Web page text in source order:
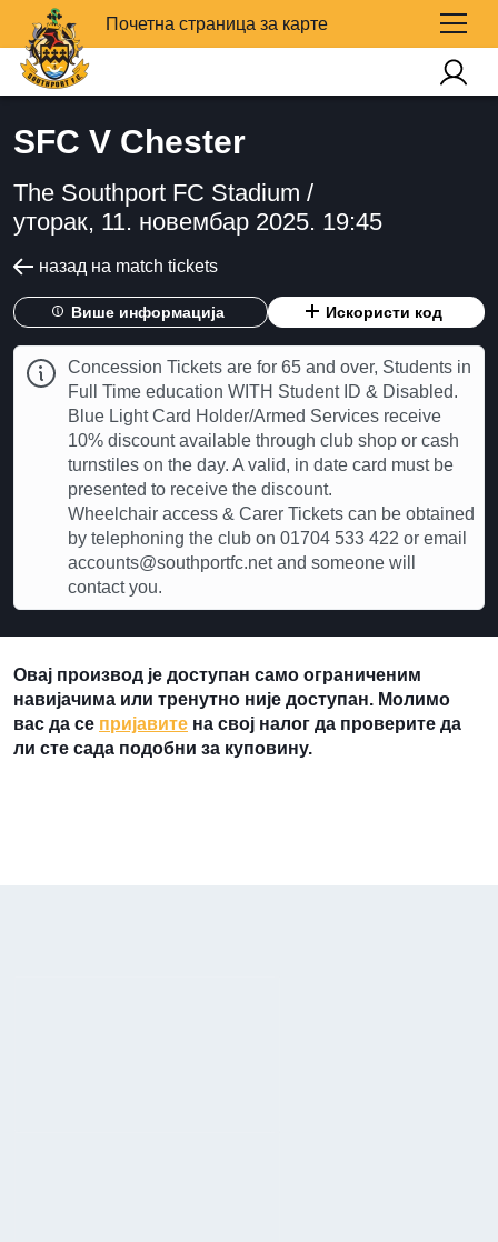
Почетна страница за карте
SFC V Chester
The Southport FC Stadium /
уторак, 11. новембар 2025. 19:45
назад на match tickets
Више информација Искористи код
Concession Tickets are for 65 and over, Students in
Full Time education WITH Student ID & Disabled.
Blue Light Card Holder/Armed Services receive
10% discount available through club shop or cash
turnstiles on the day. A valid, in date card must be
presented to receive the discount.
Wheelchair access & Carer Tickets can be obtained
by telephoning the club on 01704 533 422 or email
accounts@southportfc.net and someone will
contact you.
Овај производ је доступан само ограниченим
навијачима или тренутно није доступан. Молимо
вас да се пријавите на свој налог да проверите да
ли сте сада подобни за куповину.